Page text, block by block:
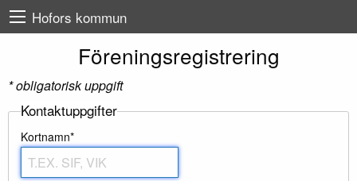
Hofors kommun
Föreningsregistrering
* obligatorisk uppgift
Kontaktuppgifter
Kortnamn*